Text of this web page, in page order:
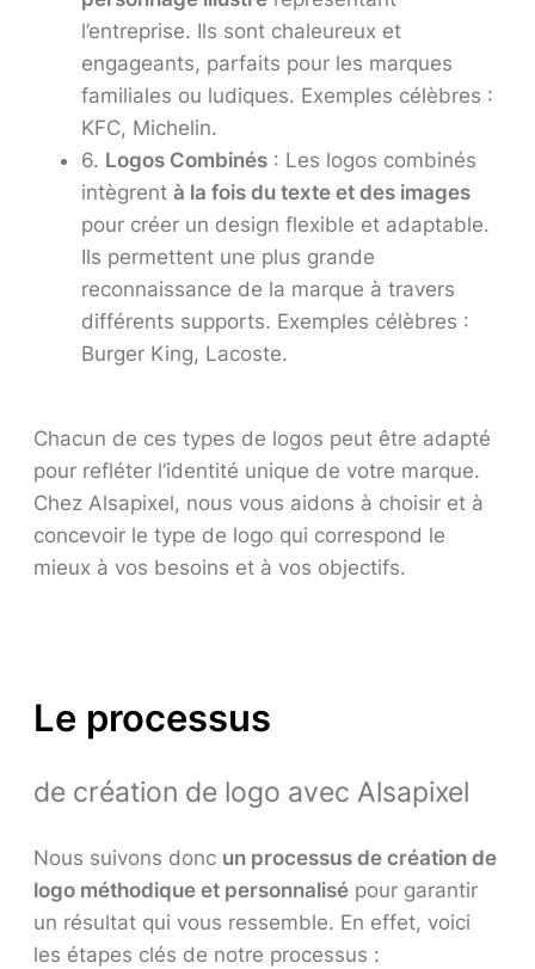
l’entreprise. Ils sont chaleureux et
engageants, parfaits pour les marques
familiales ou ludiques. Exemples célèbres :
KFC, Michelin.
6. Logos Combinés : Les logos combinés
intègrent à la fois du texte et des images
pour créer un design flexible et adaptable.
Ils permettent une plus grande
reconnaissance de la marque à travers
différents supports. Exemples célèbres :
Burger King, Lacoste.
Chacun de ces types de logos peut être adapté
pour refléter l’identité unique de votre marque.
Chez Alsapixel, nous vous aidons à choisir et à
concevoir le type de logo qui correspond le
mieux à vos besoins et à vos objectifs.
Le processus
de création de logo avec Alsapixel
Nous suivons donc un processus de création de
logo méthodique et personnalisé pour garantir
un résultat qui vous ressemble. En effet, voici
les étapes clés de notre processus :